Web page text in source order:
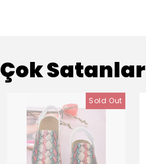
Çok Satanlar
Sold Out